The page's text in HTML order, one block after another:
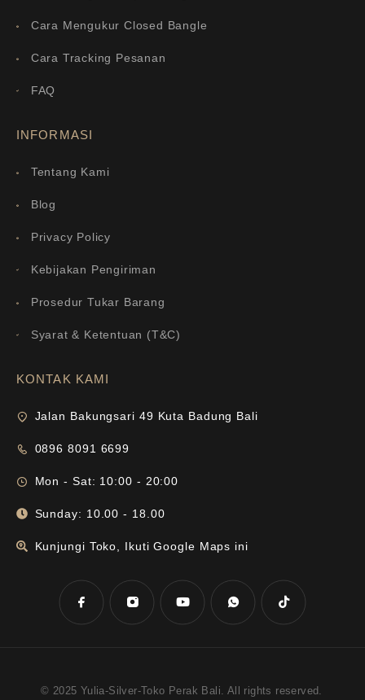
Cara Mengukur Closed Bangle
Cara Tracking Pesanan
FAQ
INFORMASI
Tentang Kami
Blog
Privacy Policy
Kebijakan Pengiriman
Prosedur Tukar Barang
Syarat & Ketentuan (T&C)
KONTAK KAMI
Jalan Bakungsari 49 Kuta Badung Bali
0896 8091 6699
Mon - Sat: 10:00 - 20:00
Sunday: 10.00 - 18.00
Kunjungi Toko, Ikuti Google Maps ini
© 2025 Yulia-Silver-Toko Perak Bali. All rights reserved.